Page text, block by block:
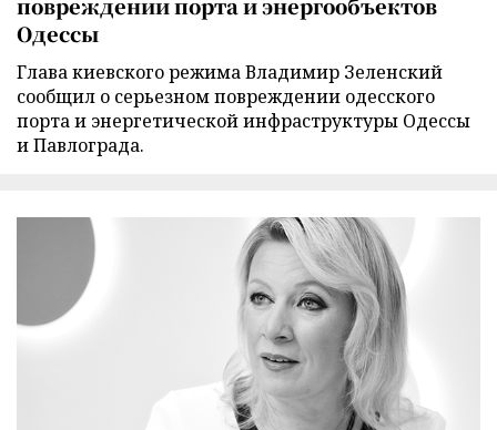
повреждении порта и энергообъектов
Одессы
Глава киевского режима Владимир Зеленский
сообщил о серьезном повреждении одесского
порта и энергетической инфраструктуры Одессы
и Павлограда.